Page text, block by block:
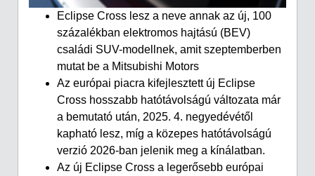
Eclipse Cross lesz a neve annak az új, 100
százalékban elektromos hajtású (BEV)
családi SUV-modellnek, amit szeptemberben
mutat be a Mitsubishi Motors
Az európai piacra kifejlesztett új Eclipse
Cross hosszabb hatótávolságú változata már
a bemutató után, 2025. 4. negyedévétől
kapható lesz, míg a közepes hatótávolságú
verzió 2026-ban jelenik meg a kínálatban.
Az új Eclipse Cross a legerősebb európai